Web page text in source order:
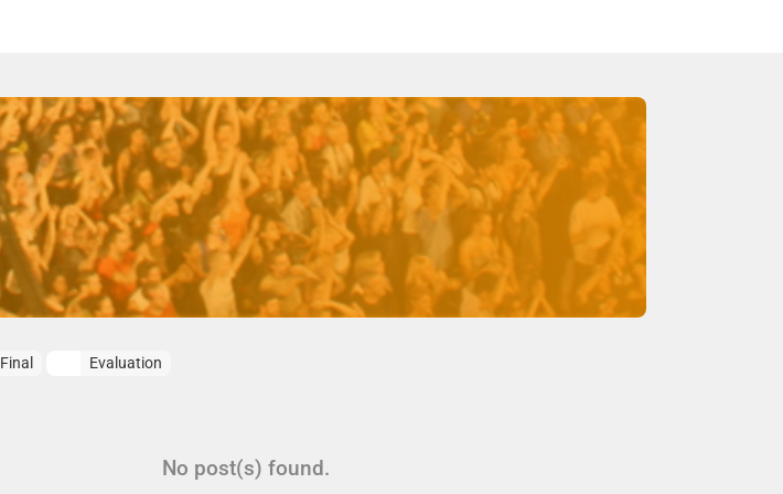
Final Evaluation
No post(s) found.